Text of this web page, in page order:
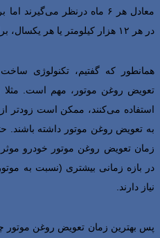
معادل هر ۶ ماه درنظر
در هر ۱۲ هزار کیلومتر یا هر یکسال، برای تعویض روغن موتور، اقدام کنید.
همانطور که گفتیم، تکنولوژی
تعویض روغن موتور، مهم است. مثلا
استفاده می‌کنند، ممکن است زودتر
به تعویض روغن موتور داشته باشند.
زمان تعویض روغن موتور خودرو موثر
در بازه زمانی بیشتری (نسبت به
نیاز دارند.
پس بهترین زمان تعویض روغن